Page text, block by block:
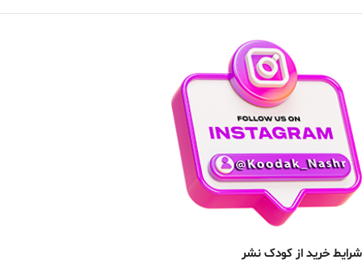
شرایط خرید از کودک نشر